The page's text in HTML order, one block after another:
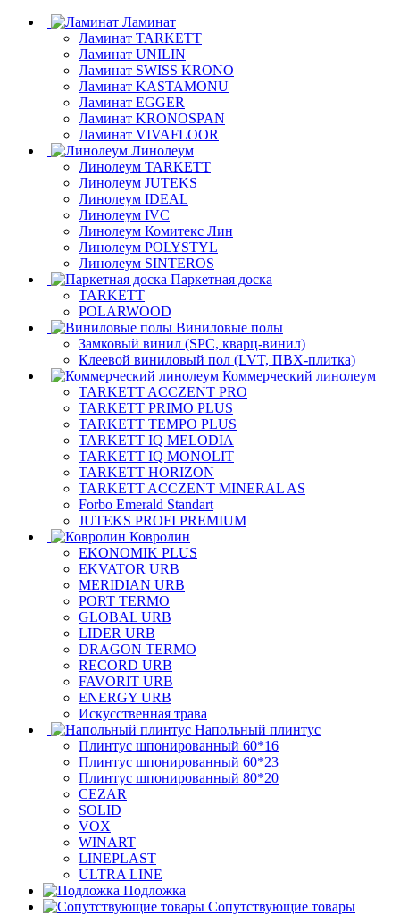
Ламинат
Ламинат TARKETT
Ламинат UNILIN
Ламинат SWISS KRONO
Ламинат KASTAMONU
Ламинат EGGER
Ламинат KRONOSPAN
Ламинат VIVAFLOOR
Линолеум
Линолеум TARKETT
Линолеум JUTEKS
Линолеум IDEAL
Линолеум IVC
Линолеум Комитекс Лин
Линолеум POLYSTYL
Линолеум SINTEROS
Паркетная доска
TARKETT
POLARWOOD
Виниловые полы
Замковый винил (SPC, кварц-винил)
Клеевой виниловый пол (LVT, ПВХ-плитка)
Коммерческий линолеум
TARKETT ACCZENT PRO
TARKETT PRIMO PLUS
TARKETT TEMPO PLUS
TARKETT IQ MELODIA
TARKETT IQ MONOLIT
TARKETT HORIZON
TARKETT ACCZENT MINERAL AS
Forbo Emerald Standart
JUTEKS PROFI PREMIUM
Ковролин
EKONOMIK PLUS
EKVATOR URB
MERIDIAN URB
PORT TERMO
GLOBAL URB
LIDER URB
DRAGON TERMO
RECORD URB
FAVORIT URB
ENERGY URB
Искусственная трава
Напольный плинтус
Плинтус шпонированный 60*16
Плинтус шпонированный 60*23
Плинтус шпонированный 80*20
CEZAR
SOLID
VOX
WINART
LINEPLAST
ULTRA LINE
Подложка
Сопутствующие товары